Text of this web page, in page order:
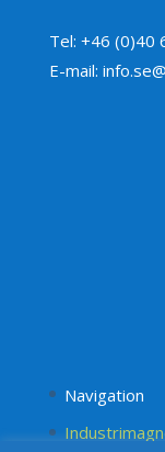
Tel: +46 (0)40
E-mail:
Navigation